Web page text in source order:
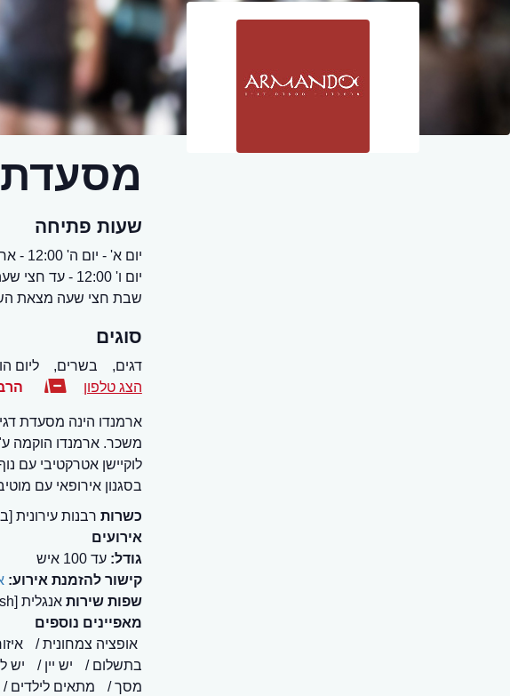
מסעדת
שעות פתיחה
יום א' - יום ה' 12:00 - אחרון הסועדים
יום ו' 12:00 - עד חצי שעה לפני כניסת השבת
שבת חצי שעה מצאת
סוגים
דגים, בשרים,
ליום
הצג טלפון
ארמנדו הינה מסעדת
משכר. ארמנדו הוקמה
לוקיישן אטרקטיבי עם
בסגנון אירופאי עם
כשרות רבנות עירונית
אירועים
גודל:עד 100 איש
קישור להזמנת אירוע:
שפות שירות אנגלית [English], עברית [Hebrew]
מאפיינים נוספים
אופציה צמחונית
בתשלום
יש יין יש
מסך
מתאים לילדים